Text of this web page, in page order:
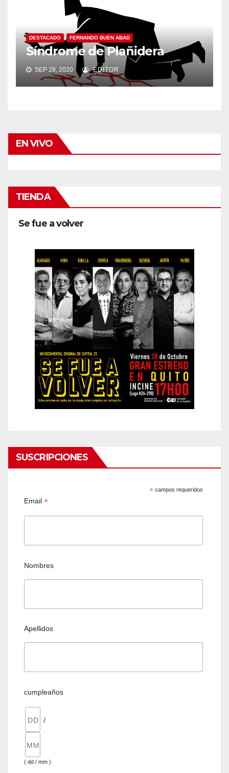
DESTACADO FERNANDO BUEN ABAD
Síndrome de Plañidera
SEP 28, 2020 EDITOR
EN VIVO
TIENDA
Se fue a volver
SUSCRIPCIONES
* campos requeridos
Email*
Nombres
Apellidos
cumpleaños
/
( dd / mm )